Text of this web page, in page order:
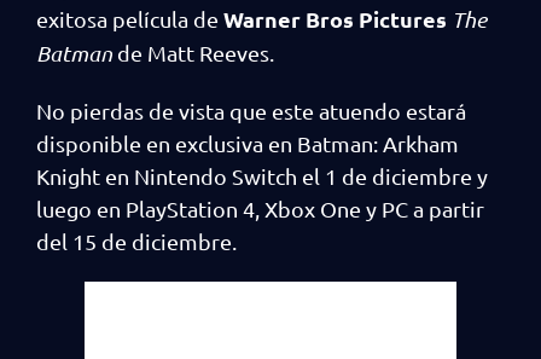
exitosa película de Warner Bros Pictures The
Batman de Matt Reeves.
No pierdas de vista que este atuendo estará
disponible en exclusiva en Batman: Arkham
Knight en Nintendo Switch el 1 de diciembre y
luego en PlayStation 4, Xbox One y PC a partir
del 15 de diciembre.